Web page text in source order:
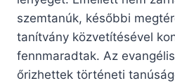
szemtanúk, későbbi
tanítvány közvetítésével
fennmaradtak. Az
őrizhettek történeti